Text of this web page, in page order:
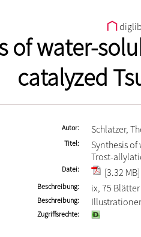
of water-
catalyzed
Autor Schlatzer,
Titel
Synthesis
Trost-
Datei [3.32 MB]
Beschreibung ix, 75 Blätter
Beschreibung
Zugriffsrechte